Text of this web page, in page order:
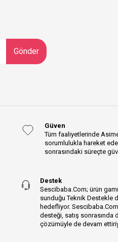
Gönder
Güven
Tüm faaliyetlerinde
sorumlulukla hareket
sonrasındaki süreçte
Destek
Sescibaba.Com; ürün
sunduğu Teknik Destekle
hedefliyor.
desteği, satış sonrasında
çözümüyle de devam